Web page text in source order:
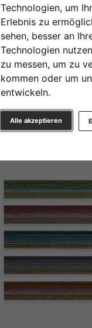
Technologien, um
Erlebnis zu
sehen, besser an
Technologien
zu messen, um zu
kommen oder um
entwickeln.
Alle akzeptieren